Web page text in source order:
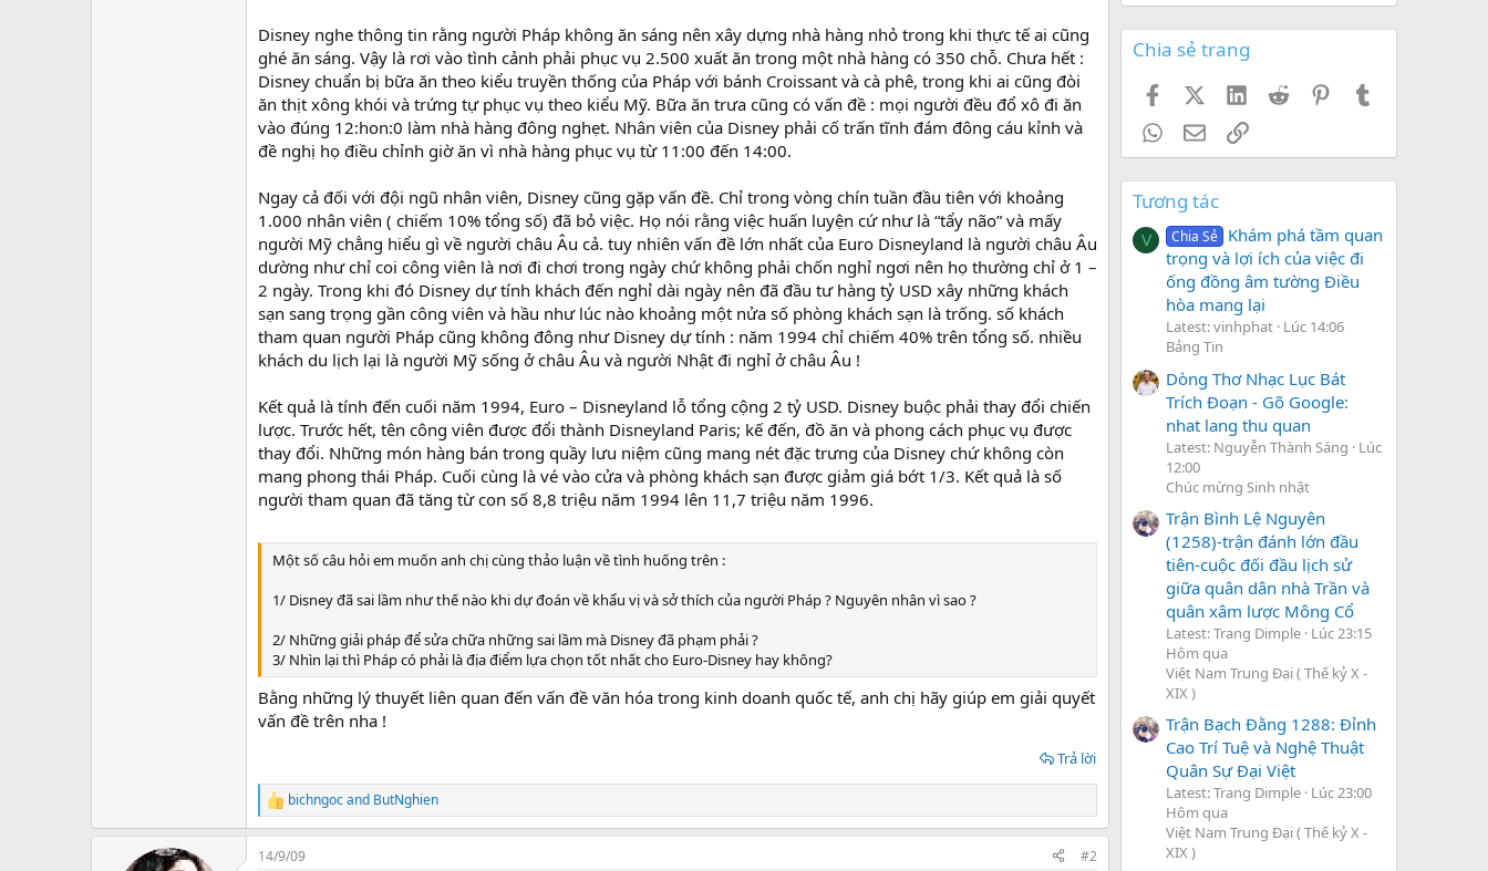
Disney nghe thông tin rằng người Pháp không ăn sáng nên xây dựng nhà hàng nhỏ trong khi thực tế ai cũng
ghé ăn sáng. Vậy là rơi vào tình cảnh phải phục vụ 2.500 xuất ăn trong một nhà hàng có 350 chỗ. Chưa hết :
Disney chuẩn bị bữa ăn theo kiểu truyền thống của Pháp với bánh Croissant và cà phê, trong khi ai cũng đòi
ăn thịt xông khói và trứng tự phục vụ theo kiểu Mỹ. Bữa ăn trưa cũng có vấn đề : mọi người đều đổ xô đi ăn
vào đúng 12:hon:0 làm nhà hàng đông nghẹt. Nhân viên của Disney phải cố trấn tĩnh đám đông cáu kỉnh và
đề nghị họ điều chỉnh giờ ăn vì nhà hàng phục vụ từ 11:00 đến 14:00.
Ngay cả đối với đội ngũ nhân viên, Disney cũng gặp vấn đề. Chỉ trong vòng chín tuần đầu tiên với khoảng
1.000 nhân viên ( chiếm 10% tổng số) đã bỏ việc. Họ nói rằng việc huấn luyện cứ như là “tẩy não” và mấy
người Mỹ chẳng hiểu gì về người châu Âu cả. tuy nhiên vấn đề lớn nhất của Euro Disneyland là người châu Âu
dường như chỉ coi công viên là nơi đi chơi trong ngày chứ không phải chốn nghỉ ngơi nên họ thường chỉ ở 1 –
2 ngày. Trong khi đó Disney dự tính khách đến nghỉ dài ngày nên đã đầu tư hàng tỷ USD xây những khách
sạn sang trọng gần công viên và hầu như lúc nào khoảng một nửa số phòng khách sạn là trống. số khách
tham quan người Pháp cũng không đông như Disney dự tính : năm 1994 chỉ chiếm 40% trên tổng số. nhiều
khách du lịch lại là người Mỹ sống ở châu Âu và người Nhật đi nghỉ ở châu Âu !
Kết quả là tính đến cuối năm 1994, Euro – Disneyland lỗ tổng cộng 2 tỷ USD. Disney buộc phải thay đổi chiến
lược. Trước hết, tên công viên được đổi thành Disneyland Paris; kế đến, đồ ăn và phong cách phục vụ được
thay đổi. Những món hàng bán trong quầy lưu niệm cũng mang nét đặc trưng của Disney chứ không còn
mang phong thái Pháp. Cuối cùng là vé vào cửa và phòng khách sạn được giảm giá bớt 1/3. Kết quả là số
người tham quan đã tăng từ con số 8,8 triệu năm 1994 lên 11,7 triệu năm 1996.
Một số câu hỏi em muốn anh chị cùng thảo luận về tình huống trên :
1/ Disney đã sai lầm như thế nào khi dự đoán về khẩu vị và sở thích của người Pháp ? Nguyên nhân vì sao ?
2/ Những giải pháp để sửa chữa những sai lầm mà Disney đã phạm phải ?
3/ Nhìn lại thì Pháp có phải là địa điểm lựa chọn tốt nhất cho Euro-Disney hay không?
Bằng những lý thuyết liên quan đến vấn đề văn hóa trong kinh doanh quốc tế, anh chị hãy giúp em giải quyết
vấn đề trên nha !
Trả lời
R
e
a
c
bichngocand ButNghien
14/9/09 #2
Chia sẻ trang
FacebookX (Twitter)
LinkedIn
Reddit Pinterest
WhatsApp
EmailLink
Tương tác
V Chia Sẻ Khám phá tầm quan
trọng và lợi ích của việc đi
ống đồng âm tường Điều
hòa mang lại
Latest: vinhphat Lúc 14:06
Bảng Tin
Dòng Thơ Nhạc Lục Bát
Trích Đoạn - Gõ Google:
nhat lang thu quan
Latest: Nguyễn Thành Sáng
Lúc
12:00
Chúc mừng Sinh nhật
Trận Bình Lệ Nguyên
(1258)-trận đánh lớn đầu
tiên-cuộc đối đầu lịch sử
giữa quân dân nhà Trần và
quân xâm lược Mông Cổ
Latest: Trang Dimple Lúc 23:15
Hôm qua
Việt Nam Trung Đại ( Thế kỷ X -
XIX )
Trận Bạch Đằng 1288: Đỉnh
Cao Trí Tuệ và Nghệ Thuật
Quân Sự Đại Việt
Latest: Trang Dimple Lúc 23:00
Hôm qua
Việt Nam Trung Đại ( Thế kỷ X -
XIX )